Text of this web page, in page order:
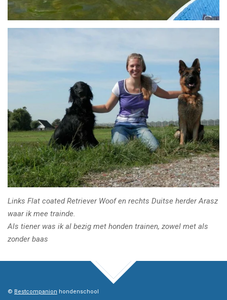
Links Flat coated Retriever Woof en rechts Duitse herder Arasz
waar ik mee trainde.
Als tiener was ik al bezig met honden trainen, zowel met als
zonder baas
© Bestcompanion hondenschool